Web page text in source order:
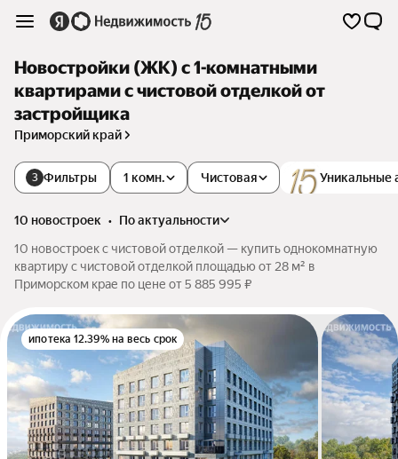
Новостройки (ЖК) с 1-комнатными
квартирами с чистовой отделкой от
застройщика
Приморский край
3 Фильтры Уникальные
1 комн. Чистовая
10 новостроек •
по актуальности
10 новостроек с чистовой отделкой — купить однокомнатную
квартиру с чистовой отделкой площадью от 28 м² в
Приморском крае по цене от 5 885 995 ₽
ипотека 12.39% на весь срок